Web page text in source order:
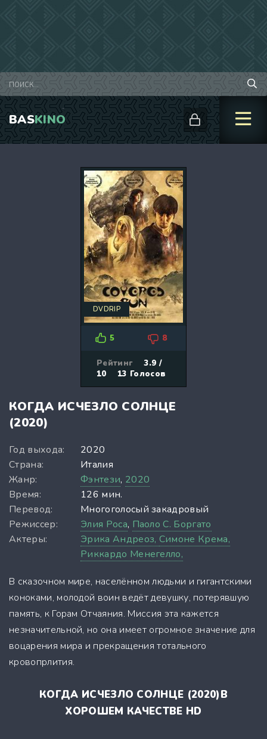
BASKINO
DVDRIP
5 8
Рейтинг
3.9 /
10
13 Голосов
КОГДА ИСЧЕЗЛО СОЛНЦЕ
(2020)
Год выхода:
2020
Страна:
Италия
Жанр:
Фэнтези, 2020
Время:
126 мин.
Перевод:
Многоголосый закадровый
Режиссер:
Элия Роса, Паоло С. Боргато
Актеры:
Эрика Андреоз, Симоне Крема,
Риккардо Менегелло,
В сказочном мире, населённом людьми и гигантскими
коноками, молодой воин ведёт девушку, потерявшую
память, к Горам Отчаяния. Миссия эта кажется
незначительной, но она имеет огромное значение для
воцарения мира и прекращения тотального
кровопрлития.
КОГДА ИСЧЕЗЛО СОЛНЦЕ (2020)В
ХОРОШЕМ КАЧЕСТВЕ HD